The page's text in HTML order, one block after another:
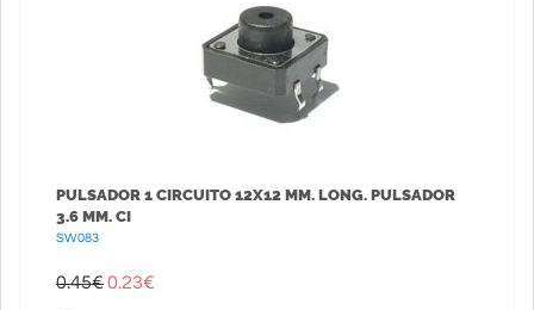
PULSADOR 1 CIRCUITO 12X12 MM. LONG. PULSADOR
3.6 MM. CI
SW083
0.45€0.23€